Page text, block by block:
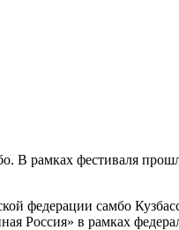
В рамках фестиваля
федерации самбо
Россия» в рамках